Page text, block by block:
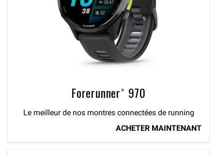
Forerunner® 970
Le meilleur de nos montres connectées de running
ACHETER MAINTENANT